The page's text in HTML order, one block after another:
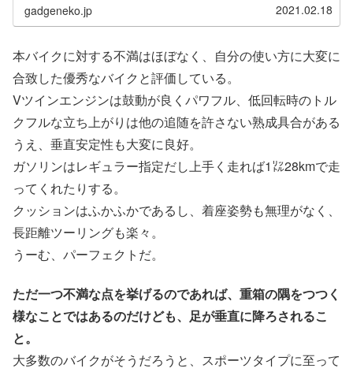
gadgeneko.jp 2021.02.18
本バイクに対する不満はほぼなく、自分の使い方に大変に
合致した優秀なバイクと評価している。
Vツインエンジンは鼓動が良くパワフル、低回転時のトル
クフルな立ち上がりは他の追随を許さない熟成具合がある
うえ、垂直安定性も大変に良好。
ガソリンはレギュラー指定だし上手く走れば1㍑28kmで走
ってくれたりする。
クッションはふかふかであるし、着座姿勢も無理がなく、
長距離ツーリングも楽々。
うーむ、パーフェクトだ。
ただ一つ不満な点を挙げるのであれば、重箱の隅をつつく
様なことではあるのだけども、足が垂直に降ろされるこ
と。
大多数のバイクがそうだろうと、スポーツタイプに至って